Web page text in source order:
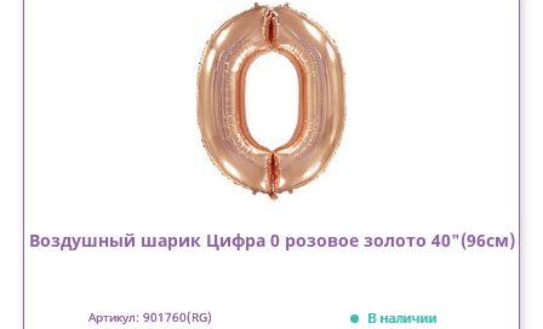
Воздушный шарик Цифра 0 розовое золото 40"(96см)
Артикул: 901760(RG) В наличии